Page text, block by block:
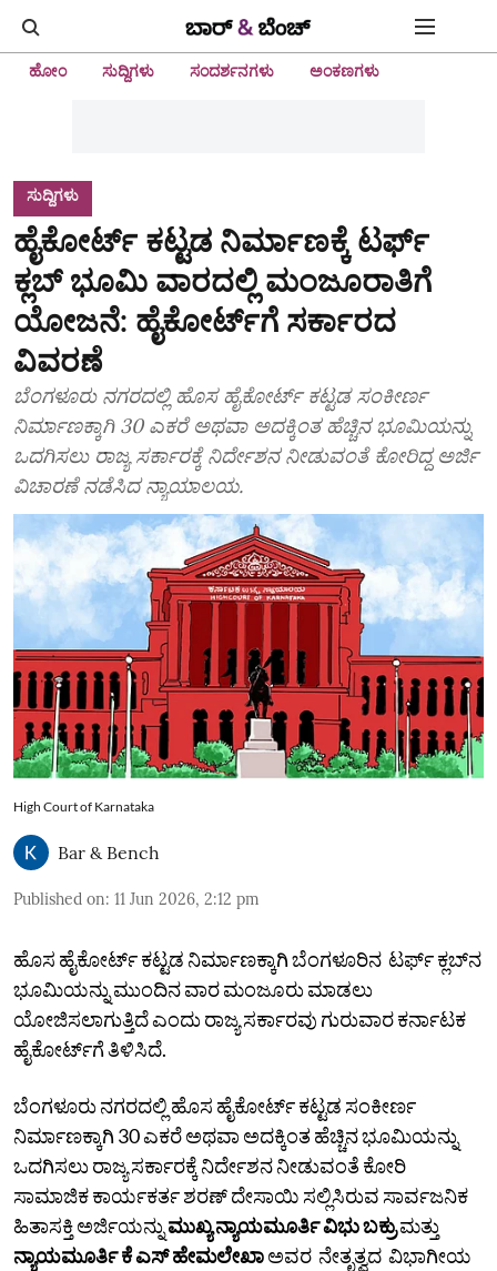
ಹೋಂ ಸುದ್ದಿಗಳು ಸಂದರ್ಶನಗಳು ಅಂಕಣಗಳು
ಸುದ್ದಿಗಳು
ಹೈಕೋರ್ಟ್‌ ಕಟ್ಟಡ ನಿರ್ಮಾಣಕ್ಕೆ ಟರ್ಫ್‌
ಕ್ಲಬ್‌ ಭೂಮಿ ವಾರದಲ್ಲಿ ಮಂಜೂರಾತಿಗೆ
ಯೋಜನೆ: ಹೈಕೋರ್ಟ್‌ಗೆ ಸರ್ಕಾರದ
ವಿವರಣೆ
ಬೆಂಗಳೂರು ನಗರದಲ್ಲಿ ಹೊಸ ಹೈಕೋರ್ಟ್ ಕಟ್ಟಡ ಸಂಕೀರ್ಣ
ನಿರ್ಮಾಣಕ್ಕಾಗಿ 30 ಎಕರೆ ಅಥವಾ ಅದಕ್ಕಿಂತ ಹೆಚ್ಚಿನ ಭೂಮಿಯನ್ನು
ಒದಗಿಸಲು ರಾಜ್ಯ ಸರ್ಕಾರಕ್ಕೆ ನಿರ್ದೇಶನ ನೀಡುವಂತೆ ಕೋರಿದ್ದ ಅರ್ಜಿ
ವಿಚಾರಣೆ ನಡೆಸಿದ ನ್ಯಾಯಾಲಯ.
High Court of Karnataka
Bar & Bench
Published on: 11 Jun 2026, 2:12 pm
ಹೊಸ ಹೈಕೋರ್ಟ್ ಕಟ್ಟಡ ನಿರ್ಮಾಣಕ್ಕಾಗಿ ಬೆಂಗಳೂರಿನ ಟರ್ಫ್ ಕ್ಲಬ್‌ನ
ಭೂಮಿಯನ್ನು ಮುಂದಿನ ವಾರ ಮಂಜೂರು ಮಾಡಲು
ಯೋಜಿಸಲಾಗುತ್ತಿದೆ ಎಂದು ರಾಜ್ಯ ಸರ್ಕಾರವು ಗುರುವಾರ ಕರ್ನಾಟಕ
ಹೈಕೋರ್ಟ್‌ಗೆ ತಿಳಿಸಿದೆ.
ಬೆಂಗಳೂರು ನಗರದಲ್ಲಿ ಹೊಸ ಹೈಕೋರ್ಟ್ ಕಟ್ಟಡ ಸಂಕೀರ್ಣ
ನಿರ್ಮಾಣಕ್ಕಾಗಿ 30 ಎಕರೆ ಅಥವಾ ಅದಕ್ಕಿಂತ ಹೆಚ್ಚಿನ ಭೂಮಿಯನ್ನು
ಒದಗಿಸಲು ರಾಜ್ಯ ಸರ್ಕಾರಕ್ಕೆ ನಿರ್ದೇಶನ ನೀಡುವಂತೆ ಕೋರಿ
ಸಾಮಾಜಿಕ ಕಾರ್ಯಕರ್ತ ಶರಣ್ ದೇಸಾಯಿ ಸಲ್ಲಿಸಿರುವ ಸಾರ್ವಜನಿಕ
ಹಿತಾಸಕ್ತಿ ಅರ್ಜಿಯನ್ನುಮುಖ್ಯ ನ್ಯಾಯಮೂರ್ತಿ ವಿಭು ಬಕ್ರುಮತ್ತು
ನ್ಯಾಯಮೂರ್ತಿ ಕೆ ಎಸ್‌ ಹೇಮಲೇಖಾಅವರ ನೇತೃತ್ವದ ವಿಭಾಗೀಯ